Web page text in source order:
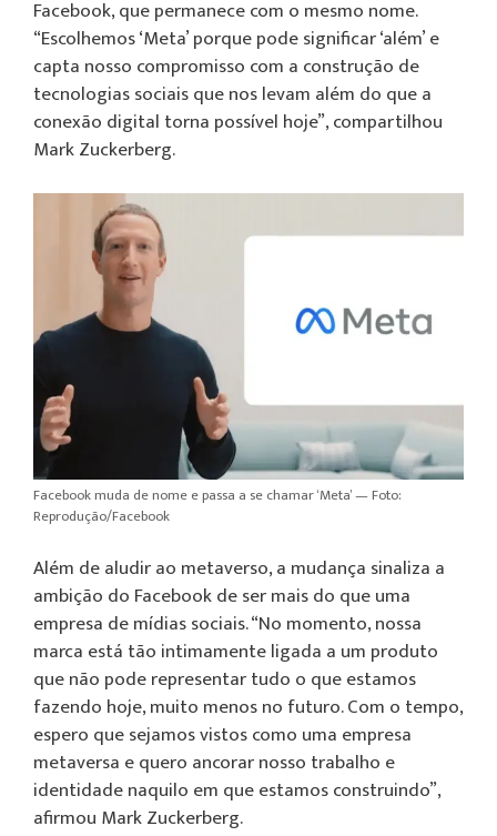
Facebook, que permanece com o mesmo nome.
“Escolhemos ‘Meta’ porque pode significar ‘além’ e
capta nosso compromisso com a construção de
tecnologias sociais que nos levam além do que a
conexão digital torna possível hoje”, compartilhou
Mark Zuckerberg.
Facebook muda de nome e passa a se chamar ‘Meta’ — Foto:
Reprodução/Facebook
Além de aludir ao metaverso, a mudança sinaliza a
ambição do Facebook de ser mais do que uma
empresa de mídias sociais. “No momento, nossa
marca está tão intimamente ligada a um produto
que não pode representar tudo o que estamos
fazendo hoje, muito menos no futuro. Com o tempo,
espero que sejamos vistos como uma empresa
metaversa e quero ancorar nosso trabalho e
identidade naquilo em que estamos construindo”,
afirmou Mark Zuckerberg.